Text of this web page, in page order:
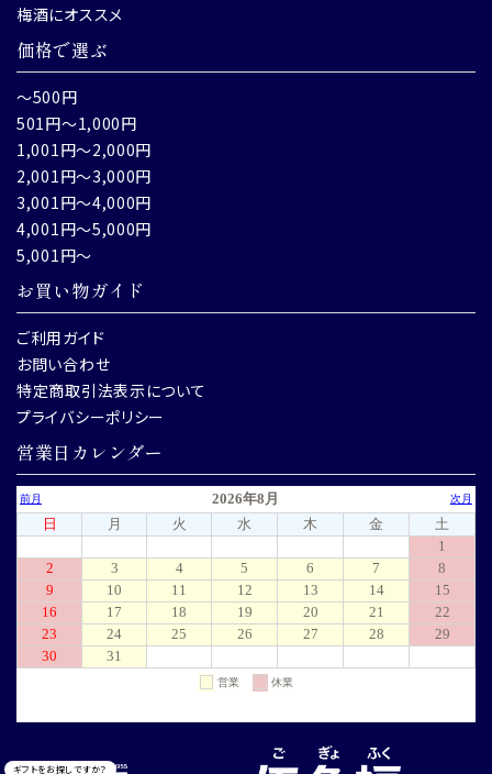
梅酒にオススメ
価格で選ぶ
～500円
501円～1,000円
1,001円～2,000円
2,001円～3,000円
3,001円～4,000円
4,001円～5,000円
5,001円～
お買い物ガイド
ご利用ガイド
お問い合わせ
特定商取引法表示について
プライバシーポリシー
営業日カレンダー
ギフトをお探しですか？